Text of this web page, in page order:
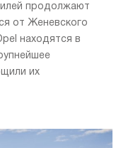
продолжают
от Женевского
находятся в
их